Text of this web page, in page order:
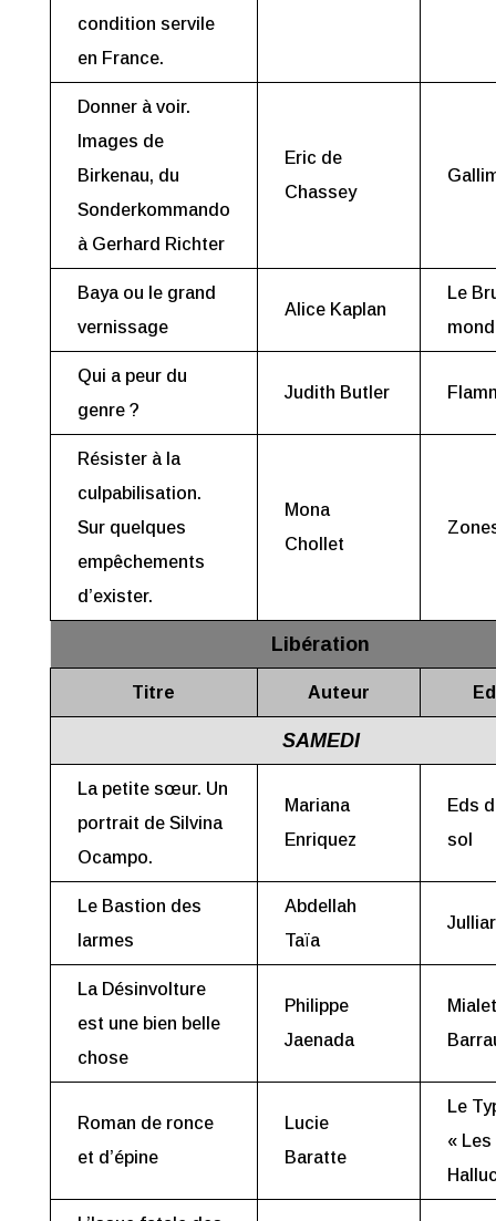
condition servile
en France.
Donner à voir.
Images de
Birkenau, du
Sonderkommando
à Gerhard Richter
Eric de
Chassey
Baya ou le grand
vernissage
Alice Kaplan
Le
Qui a peur du
genre ?
Judith Butler
Résister à la
culpabilisation.
Sur quelques
empêchements
d’exister.
Mona
Chollet
Libération
Titre Auteur
SAMEDI
La petite sœur. Un
portrait de Silvina
Ocampo.
Mariana
Enriquez
Eds
sol
Le Bastion des
larmes
Abdellah
Taïa
La Désinvolture
est une bien belle
chose
Philippe
Jaenada
Roman de ronce
et d’épine
Lucie
Baratte
Le
« Les